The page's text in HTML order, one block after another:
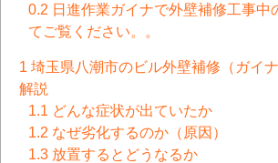
0.2 日進作業ガイナで外壁補修工事中
てご覧ください。。
1 埼玉県八潮市のビル外壁補修（ガイ
解説
1.1 どんな症状が出ていたか
1.2 なぜ劣化するのか（原因）
1.3 放置するとどうなるか